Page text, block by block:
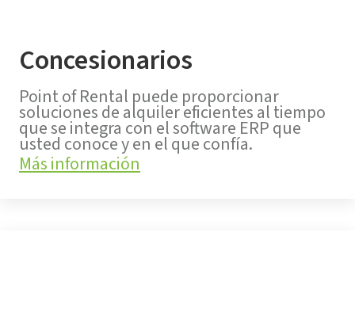
Concesionarios
Point of Rental puede proporcionar
soluciones de alquiler eficientes al tiempo
que se integra con el software ERP que
usted conoce y en el que confía.
Más información